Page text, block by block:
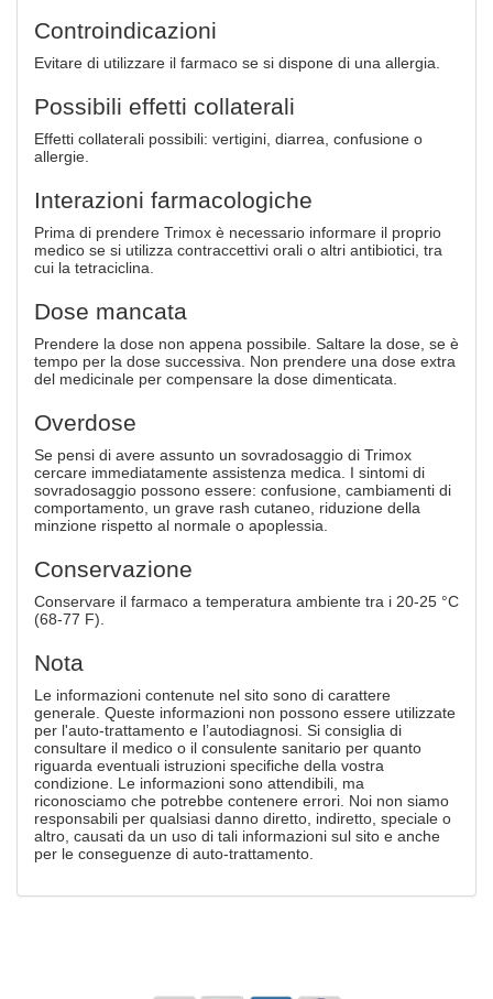
Controindicazioni
Evitare di utilizzare il farmaco se si dispone di una allergia.
Possibili effetti collaterali
Effetti collaterali possibili: vertigini, diarrea, confusione o
allergie.
Interazioni farmacologiche
Prima di prendere Trimox è necessario informare il proprio
medico se si utilizza contraccettivi orali o altri antibiotici, tra
cui la tetraciclina.
Dose mancata
Prendere la dose non appena possibile. Saltare la dose, se è
tempo per la dose successiva. Non prendere una dose extra
del medicinale per compensare la dose dimenticata.
Overdose
Se pensi di avere assunto un sovradosaggio di Trimox
cercare immediatamente assistenza medica. I sintomi di
sovradosaggio possono essere: confusione, cambiamenti di
comportamento, un grave rash cutaneo, riduzione della
minzione rispetto al normale o apoplessia.
Conservazione
Conservare il farmaco a temperatura ambiente tra i 20-25 °C
(68-77 F).
Nota
Le informazioni contenute nel sito sono di carattere
generale. Queste informazioni non possono essere utilizzate
per l'auto-trattamento e l’autodiagnosi. Si consiglia di
consultare il medico o il consulente sanitario per quanto
riguarda eventuali istruzioni specifiche della vostra
condizione. Le informazioni sono attendibili, ma
riconosciamo che potrebbe contenere errori. Noi non siamo
responsabili per qualsiasi danno diretto, indiretto, speciale o
altro, causati da un uso di tali informazioni sul sito e anche
per le conseguenze di auto-trattamento.